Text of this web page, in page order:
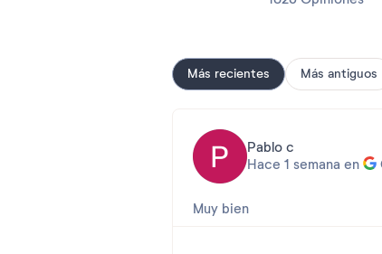
Más recientes Más antiguos
Pablo c
Hace 1 semana en
Muy bien